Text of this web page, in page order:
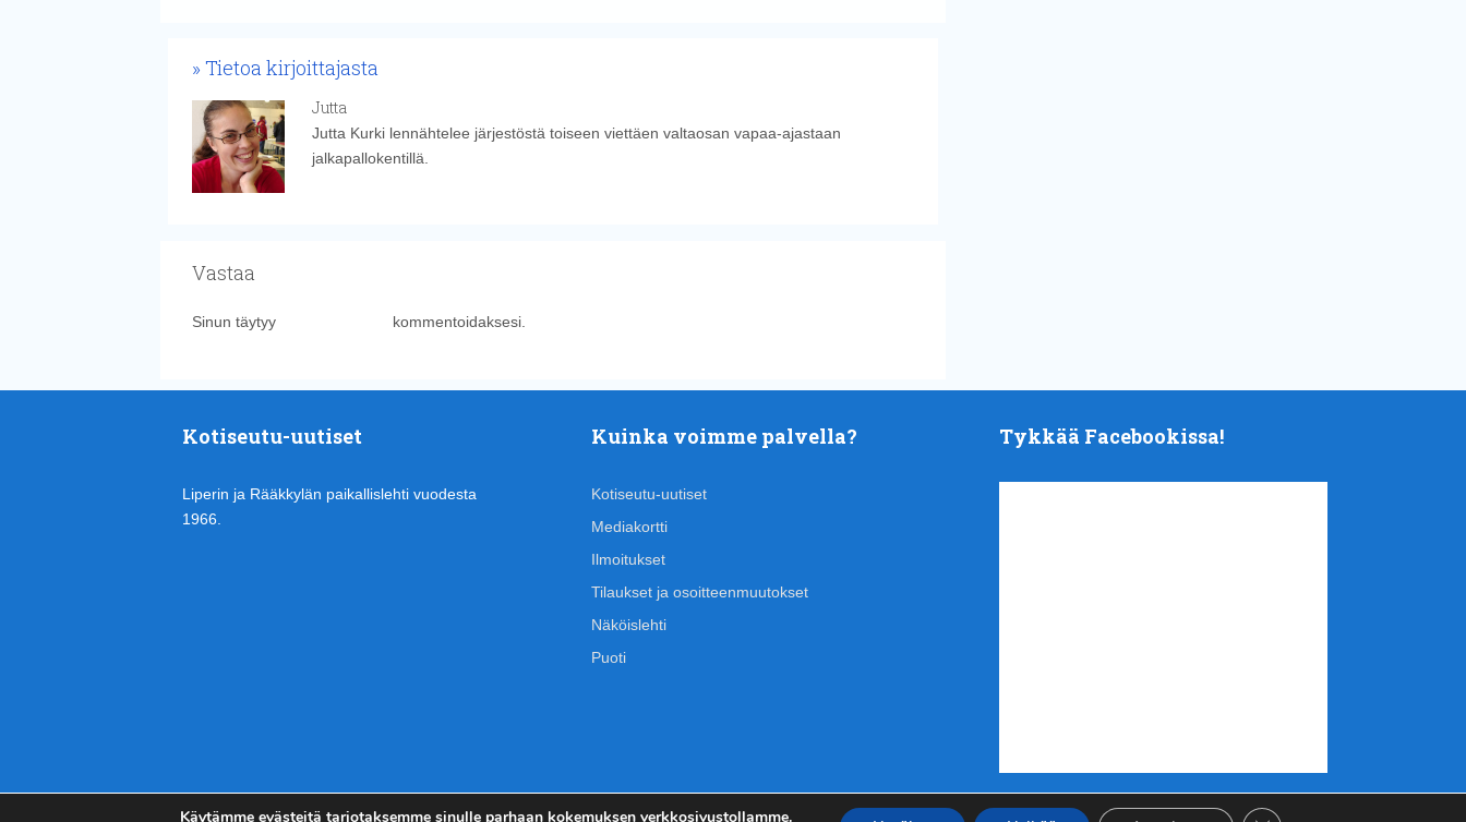
Tietoa kirjoittajasta
Jutta
Jutta Kurki lennähtelee järjestöstä toiseen viettäen valtaosan vapaa-ajastaan
jalkapallokentillä.
Vastaa
Sinun täytyy kommentoidaksesi.
Kotiseutu-uutiset
Liperin ja Rääkkylän paikallislehti vuodesta
1966.
Kuinka voimme palvella?
Kotiseutu-uutiset
Mediakortti
Ilmoitukset
Tilaukset ja osoitteenmuutokset
Näköislehti
Puoti
Tykkää Facebookissa!
Käytämme evästeitä tarjotaksemme sinulle parhaan kokemuksen verkkosivustollamme.